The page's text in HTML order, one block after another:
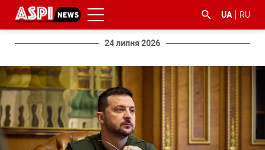
UA RU
24 липня 2026
#ООС
#боротьба
з
#ДФС #Київ #коронавірус